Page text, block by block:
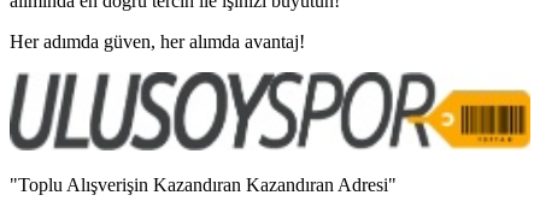
Her adımda güven, her alımda avantaj!
"Toplu Alışverişin Kazandıran Kazandıran Adresi"